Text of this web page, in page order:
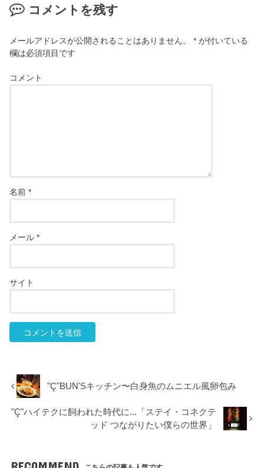
コメントを残す
メールアドレスが公開されることはありません。 * が付いている
欄は必須項目です
コメント
名前*
メール*
サイト
"Ç"BUN'Sキッチン〜白身魚のムニエル風卵包み
"Ç"ハイテクに飼われた時代に...「ステイ・コネクテ
ッド つながりたい僕らの世界」